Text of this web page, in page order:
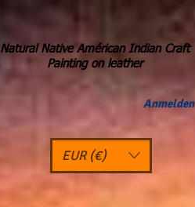
Natural Native Américan Indian Craft
Painting on leather
Anmelden
EUR (€)